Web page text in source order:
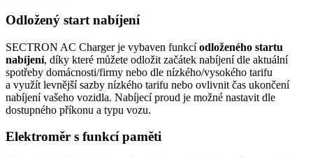
Odložený start nabíjení
SECTRON AC Charger je vybaven funkcíodloženého startu
nabíjení, díky které můžete odložit začátek nabíjení dle aktuální
spotřeby domácnosti/firmy nebo dle nízkého/vysokého tarifu
a využít levnější sazby nízkého tarifu nebo ovlivnit čas ukončení
nabíjení vašeho vozidla. Nabíjecí proud je možné nastavit dle
dostupného příkonu a typu vozu.
Elektroměr s funkcí paměti